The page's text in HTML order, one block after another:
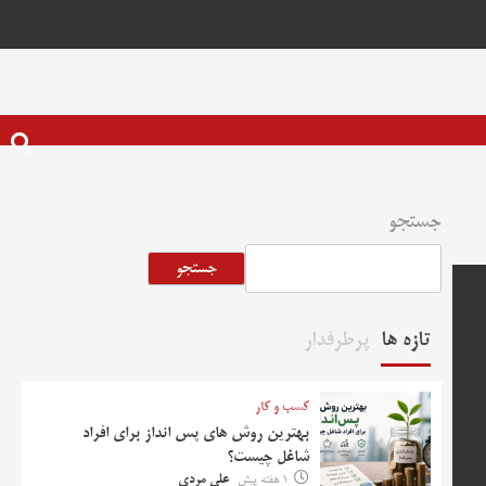
جستجو
جستجو
تازه ها پرطرفدار
کسب و کار
بهترین روش‌ های پس‌ انداز برای افراد
شاغل چیست؟
1 هفته پیش علی مردی